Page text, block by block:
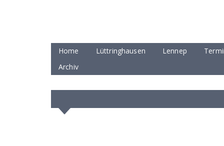
Home Lüttringhausen Lennep
Archiv